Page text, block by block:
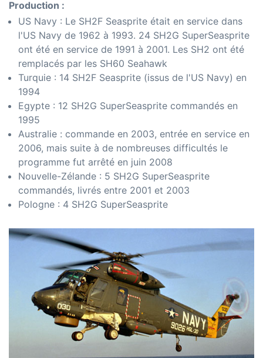
Production :
US Navy : Le SH2F Seasprite était en service dans
l'US Navy de 1962 à 1993. 24 SH2G SuperSeasprite
ont été en service de 1991 à 2001. Les SH2 ont été
remplacés par les SH60 Seahawk
Turquie : 14 SH2F Seasprite (issus de l'US Navy) en
1994
Egypte : 12 SH2G SuperSeasprite commandés en
1995
Australie : commande en 2003, entrée en service en
2006, mais suite à de nombreuses difficultés le
programme fut arrêté en juin 2008
Nouvelle-Zélande : 5 SH2G SuperSeasprite
commandés, livrés entre 2001 et 2003
Pologne : 4 SH2G SuperSeasprite